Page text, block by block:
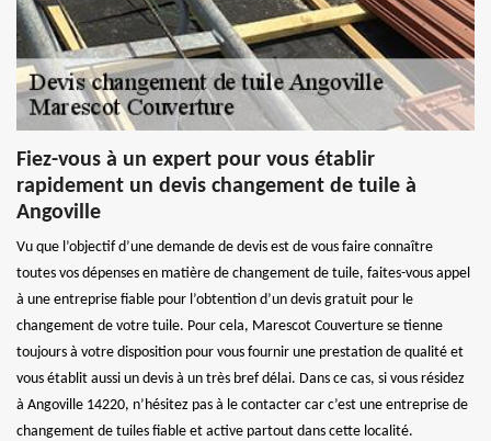
Fiez-vous à un expert pour vous établir
rapidement un devis changement de tuile à
Angoville
Vu que l’objectif d’une demande de devis est de vous faire connaître
toutes vos dépenses en matière de changement de tuile, faites-vous appel
à une entreprise fiable pour l’obtention d’un devis gratuit pour le
changement de votre tuile. Pour cela, Marescot Couverture se tienne
toujours à votre disposition pour vous fournir une prestation de qualité et
vous établit aussi un devis à un très bref délai. Dans ce cas, si vous résidez
à Angoville 14220, n’hésitez pas à le contacter car c’est une entreprise de
changement de tuiles fiable et active partout dans cette localité.